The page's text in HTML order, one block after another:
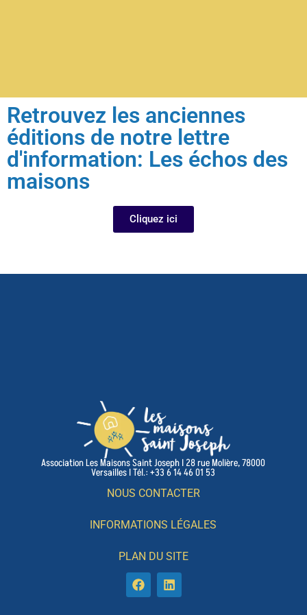
Retrouvez les anciennes
éditions de notre lettre
d'information: Les échos des
maisons
Cliquez ici
Association Les Maisons Saint Joseph I 28 rue Molière, 78000
Versailles I Tél.: +33 6 14 46 01 53
NOUS CONTACTER
INFORMATIONS LÉGALES
PLAN DU SITE